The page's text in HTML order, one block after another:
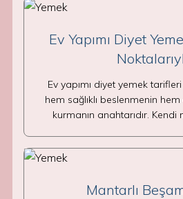
Ev Yapımı Diyet
Ev yapımı diyet yemek
hem sağlıklı beslenmenin
kurmanın anahtarıdır. Kendi
Mantarlı